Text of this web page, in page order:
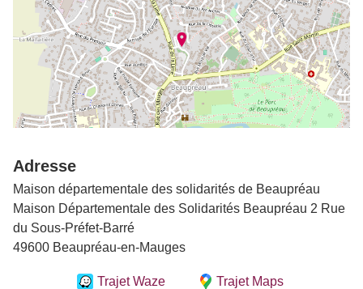
Adresse
Maison départementale des solidarités de Beaupréau
Maison Départementale des Solidarités Beaupréau 2 Rue
du Sous-Préfet-Barré
49600 Beaupréau-en-Mauges
Trajet Waze Trajet Maps